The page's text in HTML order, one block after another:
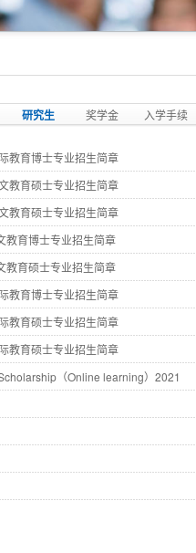
研究生 奖学金 入学手续
教育博士专业招生简章
教育硕士专业招生简章
教育硕士专业招生简章
教育博士专业招生简章
教育硕士专业招生简章
教育博士专业招生简章
教育硕士专业招生简章
教育硕士专业招生简章
（Online learning）2021